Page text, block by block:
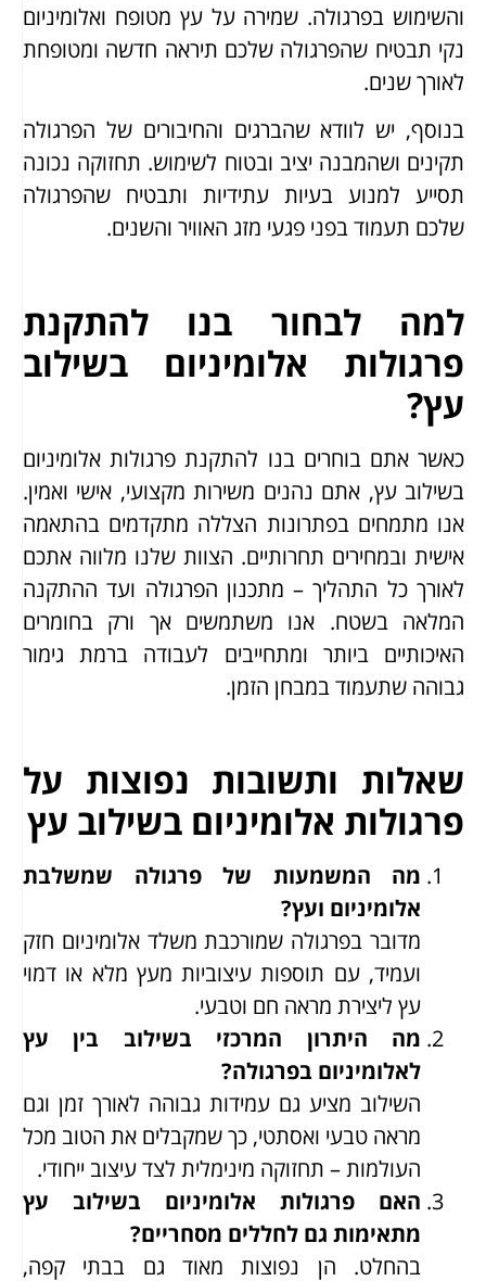
והשימוש בפרגולה. שמירה על עץ מטופח ואלומיניום
נקי תבטיח שהפרגולה שלכם תיראה חדשה ומטופחת
לאורך שנים.
בנוסף, יש לוודא שהברגים והחיבורים של הפרגולה
תקינים ושהמבנה יציב ובטוח לשימוש. תחזוקה נכונה
תסייע למנוע בעיות עתידיות ותבטיח שהפרגולה
שלכם תעמוד בפני פגעי מזג האוויר והשנים.
למה לבחור בנו להתקנת
פרגולות אלומיניום בשילוב
עץ?
כאשר אתם בוחרים בנו להתקנת פרגולות אלומיניום
בשילוב עץ, אתם נהנים משירות מקצועי, אישי ואמין.
אנו מתמחים בפתרונות הצללה מתקדמים בהתאמה
אישית ובמחירים תחרותיים. הצוות שלנו מלווה אתכם
לאורך כל התהליך – מתכנון הפרגולה ועד ההתקנה
המלאה בשטח. אנו משתמשים אך ורק בחומרים
האיכותיים ביותר ומתחייבים לעבודה ברמת גימור
גבוהה שתעמוד במבחן הזמן.
שאלות ותשובות נפוצות על
פרגולות אלומיניום בשילוב עץ
מה המשמעות של פרגולה שמשלבת
אלומיניום ועץ?
מדובר בפרגולה שמורכבת משלד אלומיניום חזק
ועמיד, עם תוספות עיצוביות מעץ מלא או דמוי
עץ ליצירת מראה חם וטבעי.
מה היתרון המרכזי בשילוב בין עץ
לאלומיניום בפרגולה?
השילוב מציע גם עמידות גבוהה לאורך זמן וגם
מראה טבעי ואסתטי, כך שמקבלים את הטוב מכל
העולמות – תחזוקה מינימלית לצד עיצוב ייחודי.
האם פרגולות אלומיניום בשילוב עץ
מתאימות גם לחללים מסחריים?
בהחלט. הן נפוצות מאוד גם בבתי קפה,